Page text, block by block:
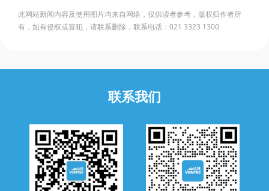
此网站新闻内容及使用图片均来自网络，仅供读者参考，版权归作者所
有，如有侵权或冒犯，请联系删除，联系电话：021 3323 1300
联系我们